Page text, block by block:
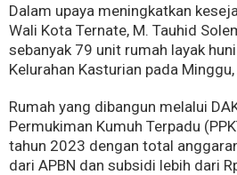
Dalam upaya meningkatkan
Wali Kota Ternate, M. Tauhid
sebanyak 79 unit rumah layak
Kelurahan Kasturian pada
Rumah yang dibangun melalui
Permukiman Kumuh Terpadu
tahun 2023 dengan total
dari APBN dan subsidi lebih dari